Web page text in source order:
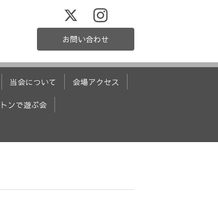
お問い合わせ
当会について 会場アクセス
ンで遊ぶ会